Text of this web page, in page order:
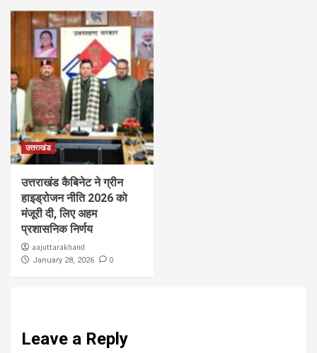
उत्तराखंड
उत्तराखंड कैबिनेट ने ग्रीन
हाइड्रोजन नीति 2026 को
मंजूरी दी, लिए अहम
प्रशासनिक निर्णय
aajuttarakhand
January 28, 2026 0
Leave a Reply